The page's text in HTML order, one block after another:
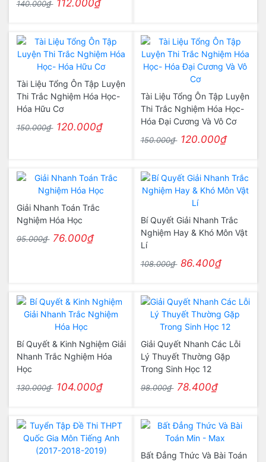
140.000₫ 112.000₫
Tài Liệu Tổng Ôn Tập Luyện
Thi Trắc Nghiệm Hóa Học-
Hóa Hữu Cơ
150.000₫ 120.000₫
Tài Liệu Tổng Ôn Tập Luyện
Thi Trắc Nghiệm Hóa Học-
Hóa Đại Cương Và Vô Cơ
150.000₫ 120.000₫
Giải Nhanh Toán Trắc
Nghiệm Hóa Học
95.000₫ 76.000₫
Bí Quyết Giải Nhanh Trắc
Nghiệm Hay & Khó Môn Vật
Lí
108.000₫ 86.400₫
Bí Quyết & Kinh Nghiệm Giải
Nhanh Trắc Nghiệm Hóa
Học
130.000₫ 104.000₫
Giải Quyết Nhanh Các Lỗi
Lý Thuyết Thường Gặp
Trong Sinh Học 12
98.000₫ 78.400₫
Bất Đẳng Thức Và Bài Toán